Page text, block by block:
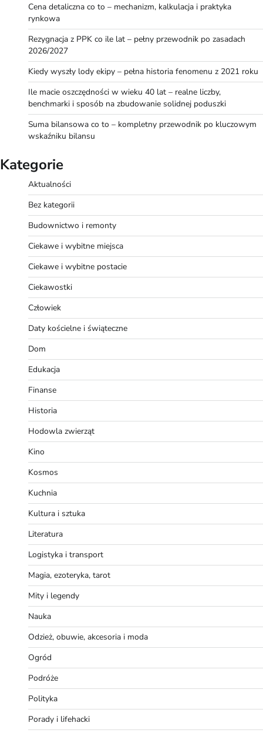
Cena detaliczna co to – mechanizm, kalkulacja i praktyka
rynkowa
Rezygnacja z PPK co ile lat – pełny przewodnik po zasadach
2026/2027
Kiedy wyszły lody ekipy – pełna historia fenomenu z 2021 roku
Ile macie oszczędności w wieku 40 lat – realne liczby,
benchmarki i sposób na zbudowanie solidnej poduszki
Suma bilansowa co to – kompletny przewodnik po kluczowym
wskaźniku bilansu
Kategorie
Aktualności
Bez kategorii
Budownictwo i remonty
Ciekawe i wybitne miejsca
Ciekawe i wybitne postacie
Ciekawostki
Człowiek
Daty kościelne i świąteczne
Dom
Edukacja
Finanse
Historia
Hodowla zwierząt
Kino
Kosmos
Kuchnia
Kultura i sztuka
Literatura
Logistyka i transport
Magia, ezoteryka, tarot
Mity i legendy
Nauka
Odzież, obuwie, akcesoria i moda
Ogród
Podróże
Polityka
Porady i lifehacki